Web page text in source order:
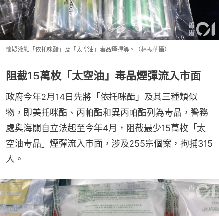
懷疑液態「依托咪酯」及「太空油」毒品煙彈等。（林振華攝）
阻截15萬枚「太空油」毒品煙彈流入市面
政府今年2月14日先將「依托咪酯」及其三種類似
物，即美托咪酯、丙帕酯和異丙帕酯列為毒品，警務
處與海關自立法起至今年4月，阻截最少15萬枚「太
空油毒品」煙彈流入市面，涉及255宗個案，拘捕315
人。